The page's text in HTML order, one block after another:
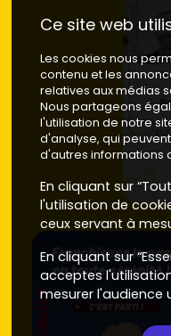
Ce site web
Les cookies nous
contenu et les
relatives aux médias
Nous partageons
l'utilisation de notre
d'analyse, qui
d'autres informations
En cliquant sur
l'utilisation de
ceux servant à
En cliquant sur
acceptes
mesurer l'audience